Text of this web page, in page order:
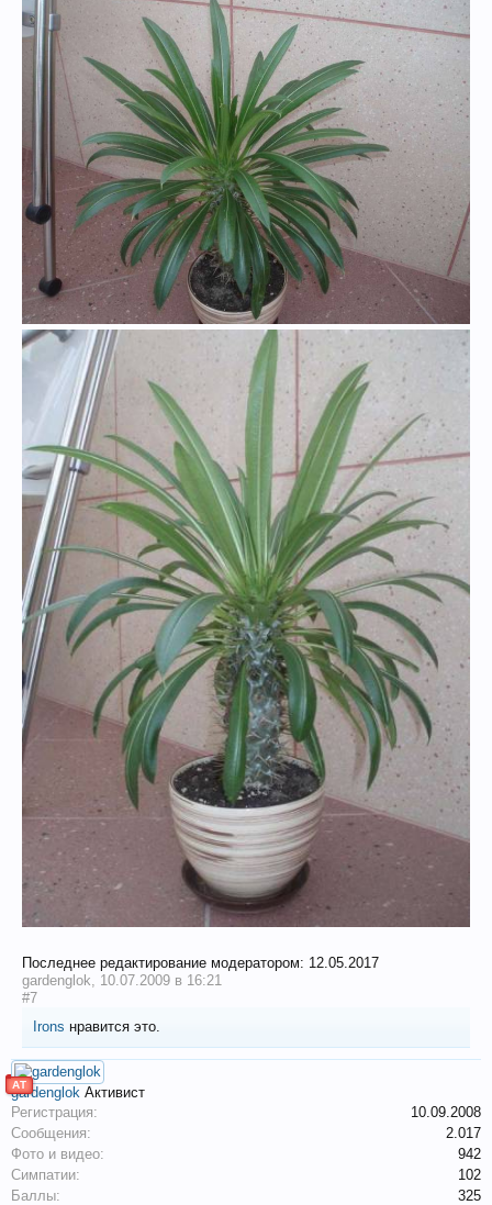
Последнее редактирование модератором: 12.05.2017
gardenglok, 10.07.2009 в 16:21
#7
Irons нравится это.
АТ
gardenglok Активист
Регистрация:
10.09.2008
Сообщения:
2.017
Фото и видео:
942
Симпатии:
102
Баллы:
325